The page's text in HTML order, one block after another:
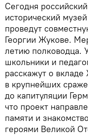
Сегодня
исторический
проведут
Георгии Жукове.
летию полководца.
школьники и
расскажут о
в крупнейших
до капитуляции
что проект
памяти и
героями Великой